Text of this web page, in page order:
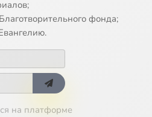
фонда;
на платформе